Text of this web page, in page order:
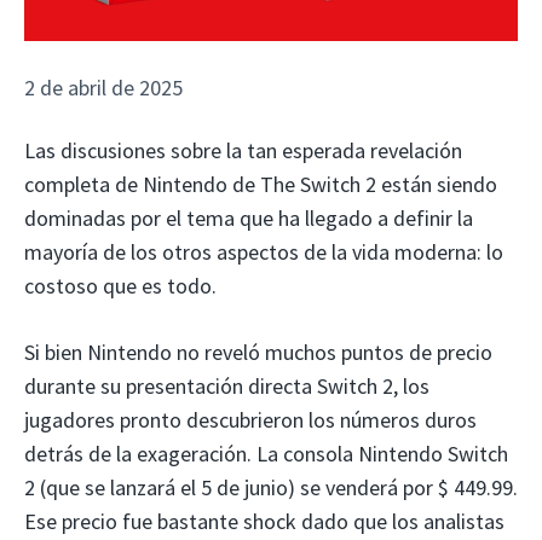
2 de abril de 2025
Las discusiones sobre la tan esperada revelación
completa de Nintendo de The Switch 2 están siendo
dominadas por el tema que ha llegado a definir la
mayoría de los otros aspectos de la vida moderna: lo
costoso que es todo.
Si bien Nintendo no reveló muchos puntos de precio
durante su presentación directa Switch 2, los
jugadores pronto descubrieron los números duros
detrás de la exageración. La consola Nintendo Switch
2 (que se lanzará el 5 de junio) se venderá por $ 449.99.
Ese precio fue bastante shock dado que los analistas